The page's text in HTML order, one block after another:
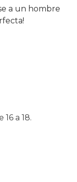
a un hombre
a 18.